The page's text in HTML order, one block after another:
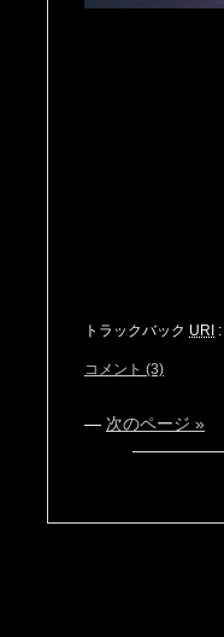
トラックバック URI :
コメント (3)
— 次のページ »